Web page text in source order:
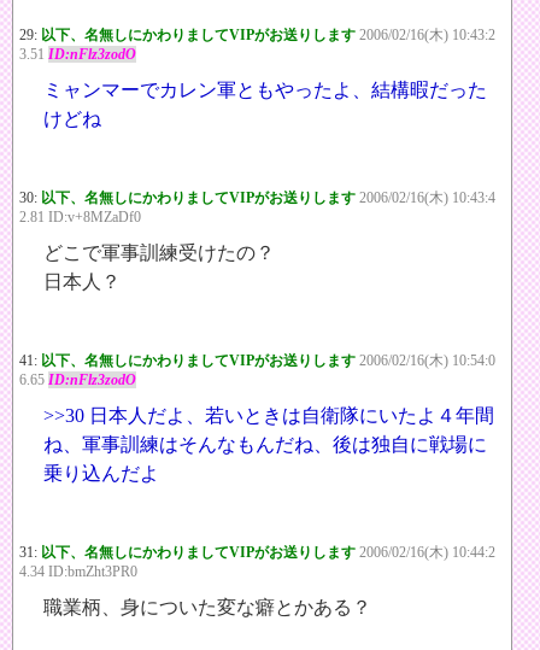
29: 以下、名無しにかわりましてVIPがお送りします 2006/02/16(木) 10:43:2
3.51 ID:nFlz3zodO
ミャンマーでカレン軍ともやったよ、結構暇だった
けどね
30: 以下、名無しにかわりましてVIPがお送りします 2006/02/16(木) 10:43:4
2.81 ID:v+8MZaDf0
どこで軍事訓練受けたの？
日本人？
41: 以下、名無しにかわりましてVIPがお送りします 2006/02/16(木) 10:54:0
6.65 ID:nFlz3zodO
>>30 日本人だよ、若いときは自衛隊にいたよ４年間
ね、軍事訓練はそんなもんだね、後は独自に戦場に
乗り込んだよ
31: 以下、名無しにかわりましてVIPがお送りします 2006/02/16(木) 10:44:2
4.34 ID:bmZht3PR0
職業柄、身についた変な癖とかある？